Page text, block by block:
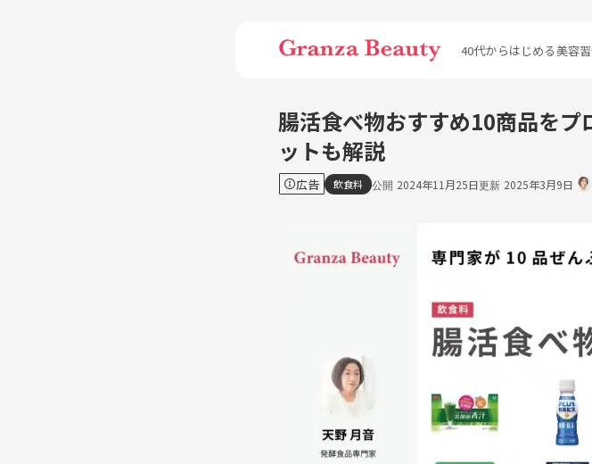
40代からはじめる美容
腸活食べ物おすすめ10商品をプ
ットも解説
広告 飲食料 2024年11月25日 2025年3月9日